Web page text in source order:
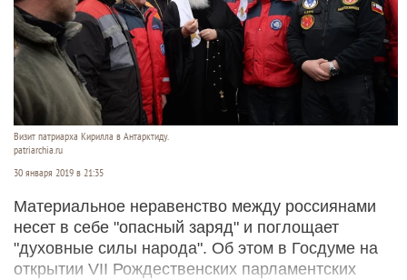
Визит патриарха Кирилла в Антарктиду.
patriarchia.ru
30 января 2019 в 21:35
Материальное неравенство между россиянами
несет в себе "опасный заряд" и поглощает
"духовные силы народа". Об этом в Госдуме на
открытии VII Рождественских парламентских